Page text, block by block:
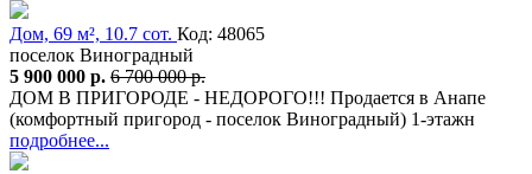
Дом, 69 м², 10.7 сот. Код: 48065
поселок Виноградный
5 900 000 р. 6 700 000 р.
ДОМ В ПРИГОРОДЕ - НЕДОРОГО!!! Продается в Анапе
(комфортный пригород - поселок Виноградный) 1-этажн
подробнее...